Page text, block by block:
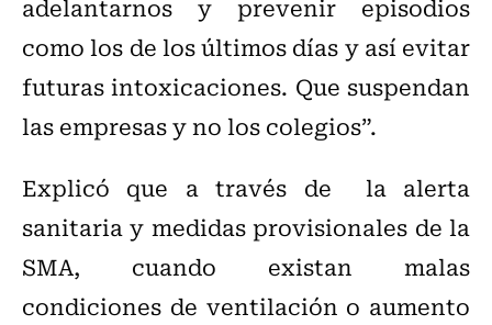
adelantarnos y prevenir episodios
como los de los últimos días y así evitar
futuras intoxicaciones. Que suspendan
las empresas y no los colegios”.
Explicó que a través de la alerta
sanitaria y medidas provisionales de la
SMA, cuando existan malas
condiciones de ventilación o aumento